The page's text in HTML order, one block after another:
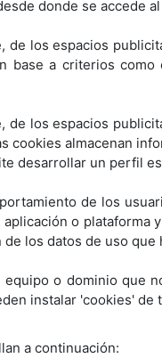
donde se accede
los espacios
base a criterios
los espacios
almacenan
desarrollar un perfil
de los
o
los datos de uso que
o dominio que
instalar 'cookies'
a continuación: